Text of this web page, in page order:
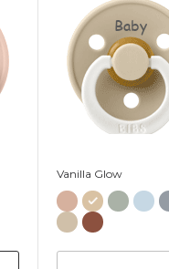
Baby
Vanilla Glow